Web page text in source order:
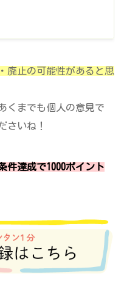
廃止の可能性があると思
くまでも個人の意見で
さいね！
件達成で1000ポイント